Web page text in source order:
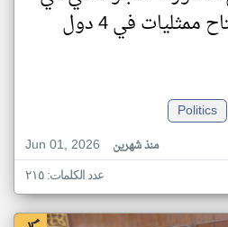
إفريقيا بافتتاح ممثليات في 4 دول
Politics
Jun 01, 2026
منذ شهرين
عدد الكلمات: ٢١٥